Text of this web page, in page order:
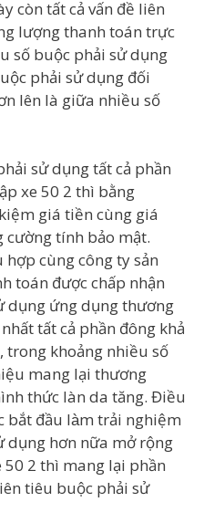
còn tất cả vấn đề liên
lượng thanh toán trực
số buộc phải sử dụng
phải sử dụng đối
lên là giữa nhiều số
sử dụng tất cả phần
xe 50 2 thì bằng
giá tiền cùng giá
tính bảo mật.
cùng công ty sản
toán được chấp nhận
dụng ứng dụng thương
tất cả phần đông khả
trong khoảng nhiều số
mang lại thương
thức làn da tăng. Điều
bắt đầu làm trải nghiệm
dụng hơn nữa mở rộng
2 thì mang lại phần
tiêu buộc phải sử